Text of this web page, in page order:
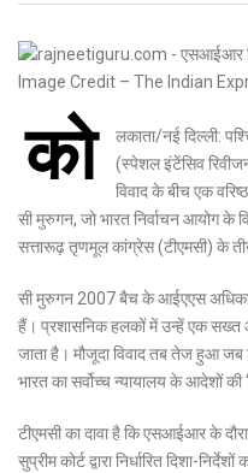
को
लकाता/नई दिल्ली:
(स्पेशल इंटेंसिव
विवाद के बीच एक
सी मुरुगन, जो भारत निर्वाचन आयोग के
सत्तारूढ़ तृणमूल कांग्रेस (टीएमसी) के
सी मुरुगन 2007 बैच के आईएएस
हैं। प्रशासनिक हलकों में उन्हें एक सख्त
जाता है। मौजूदा विवाद तब तेज हुआ जब
भारत का सर्वोच्च न्यायालयके आदेशों की
टीएमसी का दावा है कि एसआईआर के
सुप्रीम कोर्ट द्वारा निर्धारित दिशा-